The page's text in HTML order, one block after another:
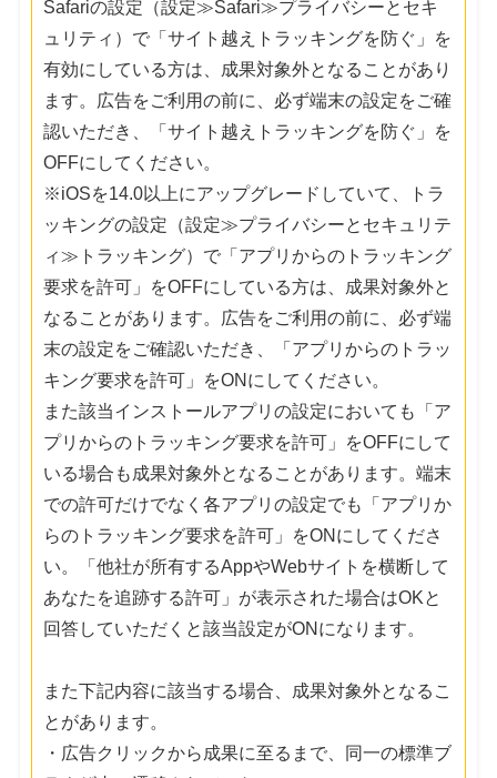
Safariの設定（設定≫Safari≫プライバシーとセキ
ュリティ）で「サイト越えトラッキングを防ぐ」を
有効にしている方は、成果対象外となることがあり
ます。広告をご利用の前に、必ず端末の設定をご確
認いただき、「サイト越えトラッキングを防ぐ」を
OFFにしてください。
※iOSを14.0以上にアップグレードしていて、トラ
ッキングの設定（設定≫プライバシーとセキュリテ
ィ≫トラッキング）で「アプリからのトラッキング
要求を許可」をOFFにしている方は、成果対象外と
なることがあります。広告をご利用の前に、必ず端
末の設定をご確認いただき、「アプリからのトラッ
キング要求を許可」をONにしてください。
また該当インストールアプリの設定においても「ア
プリからのトラッキング要求を許可」をOFFにして
いる場合も成果対象外となることがあります。端末
での許可だけでなく各アプリの設定でも「アプリか
らのトラッキング要求を許可」をONにしてくださ
い。「他社が所有するAppやWebサイトを横断して
あなたを追跡する許可」が表示された場合はOKと
回答していただくと該当設定がONになります。
また下記内容に該当する場合、成果対象外となるこ
とがあります。
・広告クリックから成果に至るまで、同一の標準ブ